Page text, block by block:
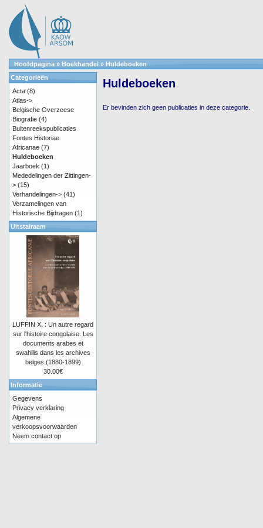
Hoofdpagina » Boekhandel » Huldeboeken
Huldeboeken
Er bevinden zich geen publicaties in deze categorie.
Categorieën
Acta (8)
Atlas->
Belgische Overzeese
Biografie (4)
Buitenreekspublicaties
Fontes Historiae
Africanae (7)
Huldeboeken
Jaarboek (1)
Mededelingen der Zittingen-
> (15)
Verhandelingen-> (41)
Verzamelingen van
Historische Bijdragen (1)
Uitstalraam
LUFFIN X. : Un autre regard
sur l'histoire congolaise. Les
documents arabes et
swahilis dans les archives
belges (1880-1899)
30.00€
Informatie
Gegevens
Privacy verklaring
Algemene
verkoopsvoorwaarden
Neem contact op